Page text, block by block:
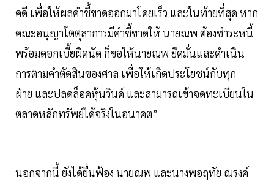
คดี เพื่อให้ผลคำชี้ขาดออกมาโดยเร็ว และในท้ายที่สุด หาก
คณะอนุญาโตตุลาการมีคำชี้ขาดให้ นายณพ ต้องชำระหนี้
พร้อมดอกเบี้ยผิดนัด ก็ขอให้นายณพ ยึดมั่นและดำเนิน
การตามคำตัดสินของศาล เพื่อให้เกิดประโยชน์กับทุก
ฝ่าย และปลดล็อคหุ้นวินด์ และสามารถเข้าจดทะเบียนใน
ตลาดหลักทรัพย์ได้จริงในอนาคต”
นอกจากนี้ ยังได้ยื่นฟ้อง นายณพ และนางพอฤทัย ณรงค์